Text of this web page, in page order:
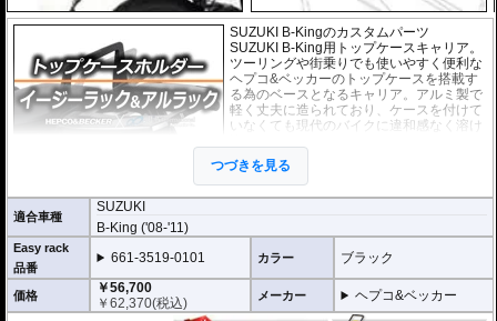
SUZUKI B-Kingのカスタムパーツ
SUZUKI B-King用トップケースキャリア。
ツーリングや街乗りでも使いやすく便利な
ヘプコ&ベッカーのトップケースを搭載す
る為のベースとなるキャリア。アルミ製で
軽く丈夫に造られており、ケースを付けて
いなくても現代のバイクに違和感なく溶け
２種類のホルダーをラインナップ。
ヘプコ&ベッカーのトップケースを安全に取り付けるための位置決めガイド
(垂直に立っている部分)が、折りたたみタイプと固定タイプの2種類をラインナ
ップ。お客様の使用スタイルによってお選びいただけます。
折りたたみタイプ Easy rack / イージーラック
位置決めガイドが折りたたみ式のため、簡単にフラットな簡易キャリアとなり
ます。
トップケースを必要としないような、ちょっとした荷物を載せる場合に便利で
つづきを見る
適合車種
SUZUKI
B-King ('08-'11)
Easy rack
品番
661-3519-0101 カラー ブラック
価格
￥56,700
￥62,370(税込) メーカー ヘプコ&ベッカー